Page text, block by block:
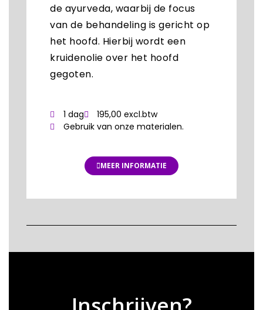
de ayurveda, waarbij de focus
van de behandeling is gericht op
het hoofd. Hierbij wordt een
kruidenolie over het hoofd
gegoten.
1 dag
195,00 excl.btw
Gebruik van onze materialen.
MEER INFORMATIE